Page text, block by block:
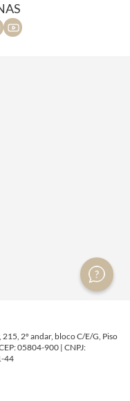
2º andar, bloco C/E/G, Piso
05804-900 | CNPJ:
44